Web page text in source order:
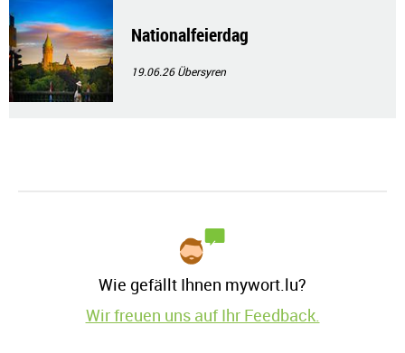
Nationalfeierdag
19.06.26Übersyren
Wie gefällt Ihnen mywort.lu?
Wir freuen uns auf Ihr Feedback.